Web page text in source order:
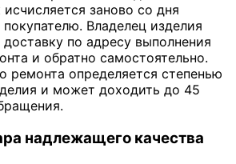
заново со дня
Владелец изделия
по адресу выполнения
и обратно самостоятельно.
ремонта определяется степенью
и может доходить до 45
надлежащего качества